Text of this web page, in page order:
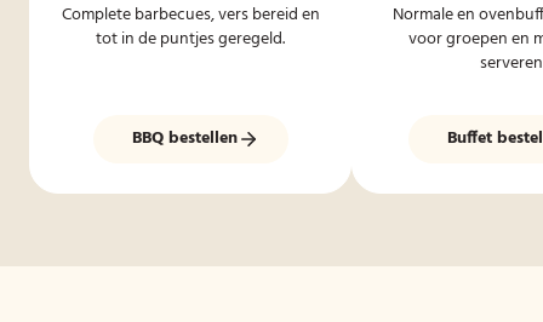
Complete barbecues, vers bereid en
tot in de puntjes geregeld.
BBQ bestellen
Normale en
voor groepen en
Buffet